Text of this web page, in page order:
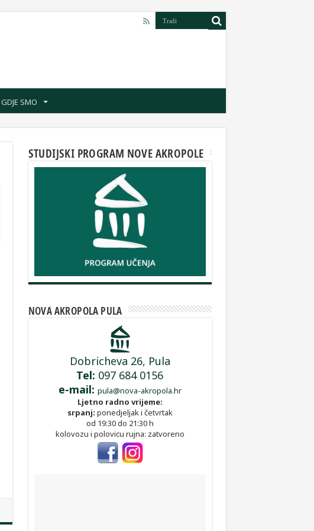
GDJE SMO
STUDIJSKI PROGRAM NOVE AKROPOLE
NOVA AKROPOLA PULA
Dobricheva 26, Pula
Tel: 097 684 0156
e-mail: pula@nova-akropola.hr
Ljetno radno vrijeme:
srpanj: ponedjeljak i četvrtak
od 19:30 do 21:30 h
kolovozu i polovicu rujna: zatvoreno